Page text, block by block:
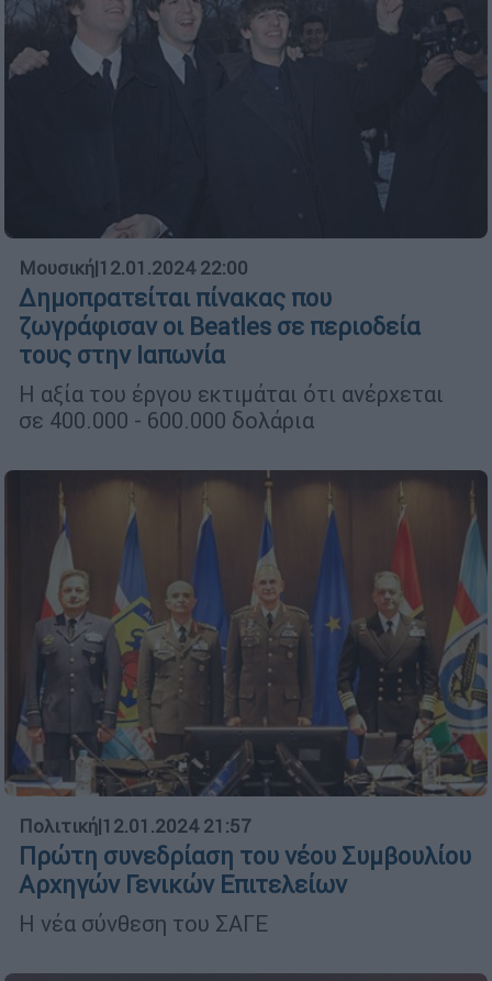
Μουσική|12.01.2024 22:00
Δημοπρατείται πίνακας που
ζωγράφισαν οι Beatles σε περιοδεία
τους στην Ιαπωνία
Η αξία του έργου εκτιμάται ότι ανέρχεται
σε 400.000 - 600.000 δολάρια
Πολιτική|12.01.2024 21:57
Πρώτη συνεδρίαση του νέου Συμβουλίου
Αρχηγών Γενικών Επιτελείων
Η νέα σύνθεση του ΣΑΓΕ